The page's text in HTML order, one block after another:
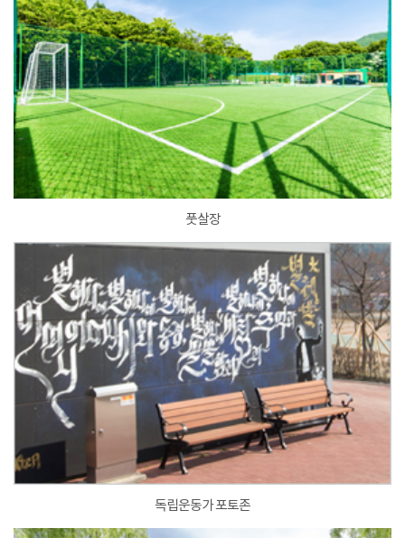
풋살장
독립운동가 포토존